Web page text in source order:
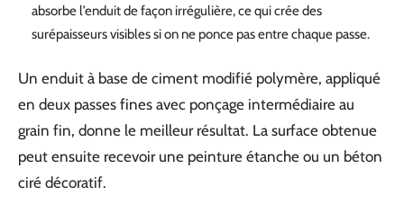
absorbe l’enduit de façon irrégulière, ce qui crée des
surépaisseurs visibles si on ne ponce pas entre chaque passe.
Un enduit à base de ciment modifié polymère, appliqué
en deux passes fines avec ponçage intermédiaire au
grain fin, donne le meilleur résultat. La surface obtenue
peut ensuite recevoir une peinture étanche ou un béton
ciré décoratif.